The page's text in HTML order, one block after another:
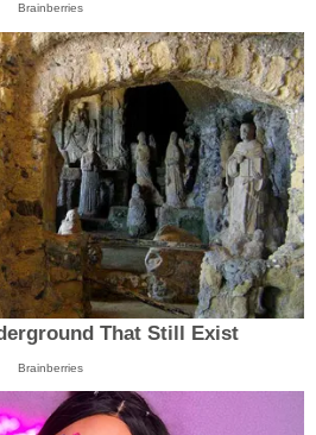
Brainberries
That Still Exist
Brainberries